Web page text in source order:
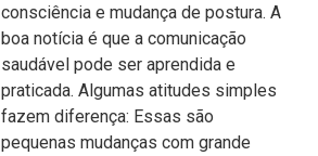
consciência e mudança de postura. A
boa notícia é que a comunicação
saudável pode ser aprendida e
praticada. Algumas atitudes simples
fazem diferença: Essas são
pequenas mudanças com grande